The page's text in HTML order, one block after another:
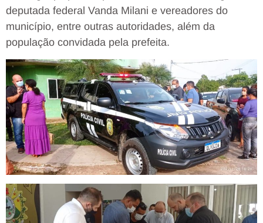
deputada federal Vanda Milani e vereadores do
município, entre outras autoridades, além da
população convidada pela prefeita.